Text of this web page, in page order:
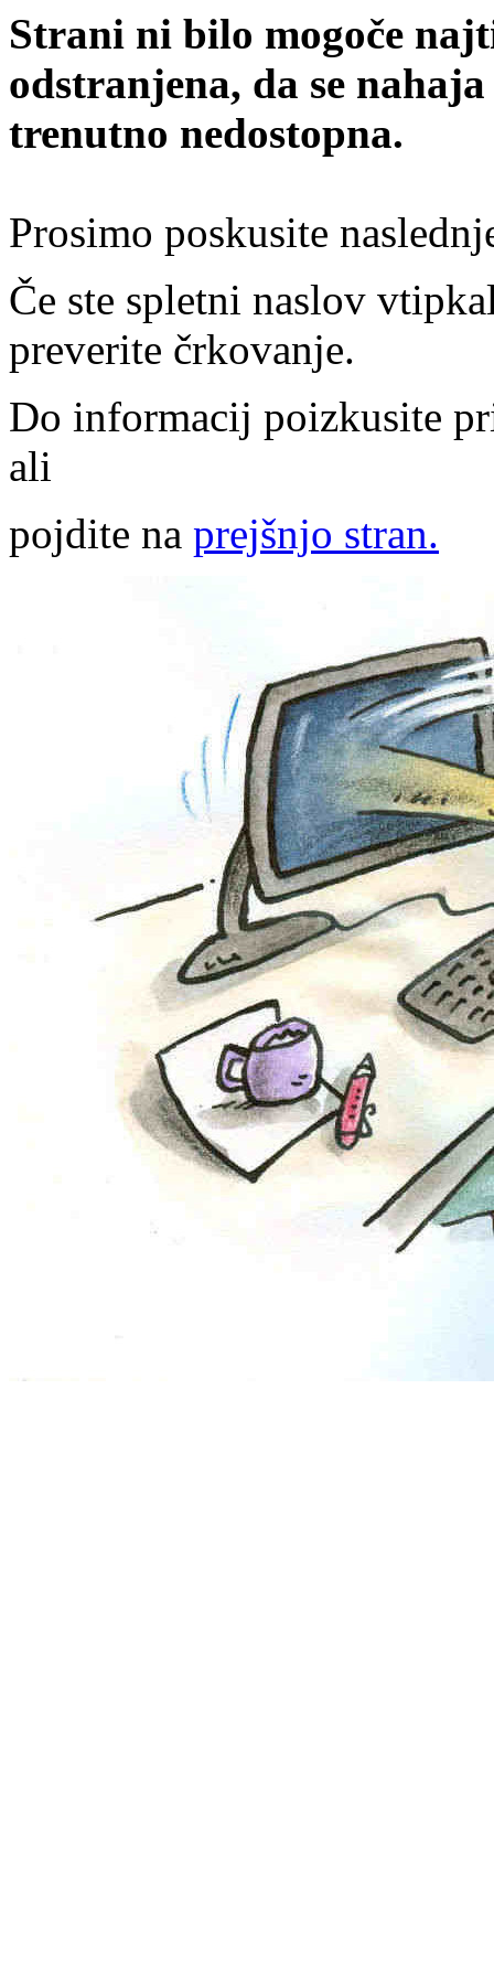
Strani ni bilo mogoče
odstranjena, da se
trenutno nedostopna.
Prosimo poskusite
Če ste spletni naslov
preverite črkovanje.
Do informacij poizkusite
ali
pojdite na prejšnjo stran.